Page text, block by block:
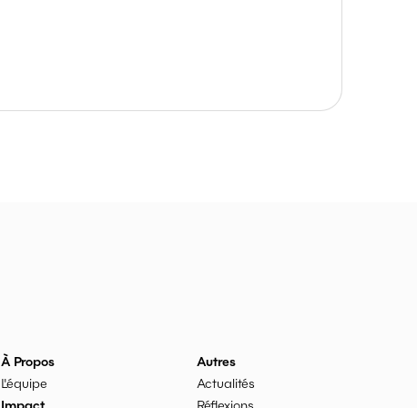
À Propos
L'équipe
Autres
Actualités